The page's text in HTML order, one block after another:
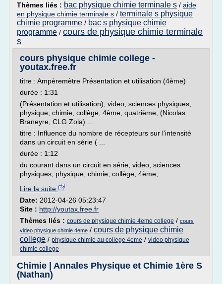
Thèmes liés : bac physique chimie terminale s / aide
en physique chimie terminale s / terminale s physique
chimie programme / bac s physique chimie
programme / cours de physique chimie terminale
s
cours physique chimie college -
youtax.free.fr
titre : Ampèremètre Présentation et utilisation (4ème)
durée : 1:31
(Présentation et utilisation), video, sciences physiques,
physique, chimie, collège, 4ème, quatrième, (Nicolas
Braneyre, CLG Zola) ...
titre : Influence du nombre de récepteurs sur l'intensité
dans un circuit en série ( ...
durée : 1:12
du courant dans un circuit en série, video, sciences
physiques, physique, chimie, collège, 4ème,...
Lire la suite
Date: 2012-04-26 05:23:47
Site : http://youtax.free.fr
Thèmes liés : cours de physique chimie 4eme college / cours
video physique chimie 4eme / cours de physique chimie
college / physique chimie au college 4eme / video physique
chimie college
Chimie | Annales Physique et Chimie 1ère S
(Nathan)